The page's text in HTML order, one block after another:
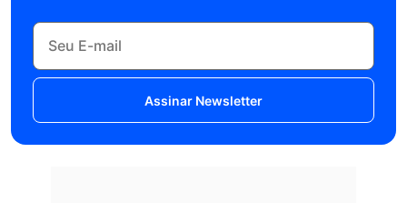
Assinar Newsletter